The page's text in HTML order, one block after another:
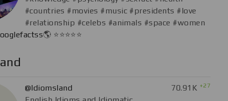
#countries #movies #music #presidents #love
#relationship #celebs #animals #space #women
🌎 ⭐⭐⭐⭐⭐
@Idiomsland 70.91K +27